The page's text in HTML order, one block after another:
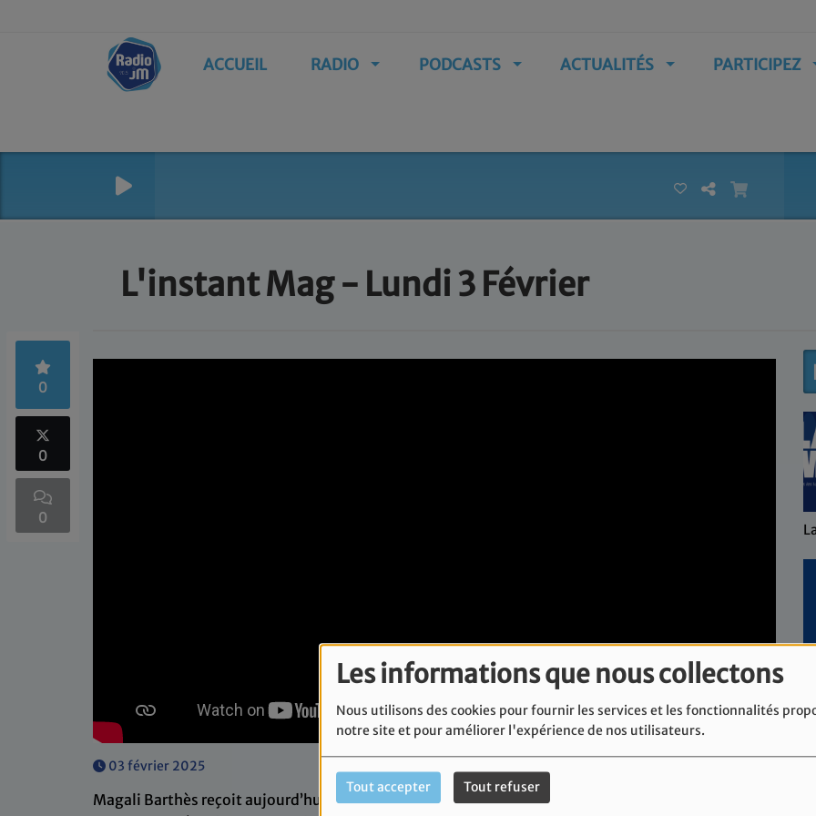
Les informations que nous collectons
Nous utilisons des cookies pour fournir les services et les fonctionnalités
notre site et pour améliorer l'expérience de nos utilisateurs.
Tout accepter Tout refuser
ACCUEIL RADIO PODCASTS ACTUALITÉS PARTICIPEZ
L'instant Mag - Lundi 3 Février
0
0
0
03 février 2025
Magali Barthès reçoit aujourd’hui l’historien Michel Ficetola et Sasha Zanko, délégué national du